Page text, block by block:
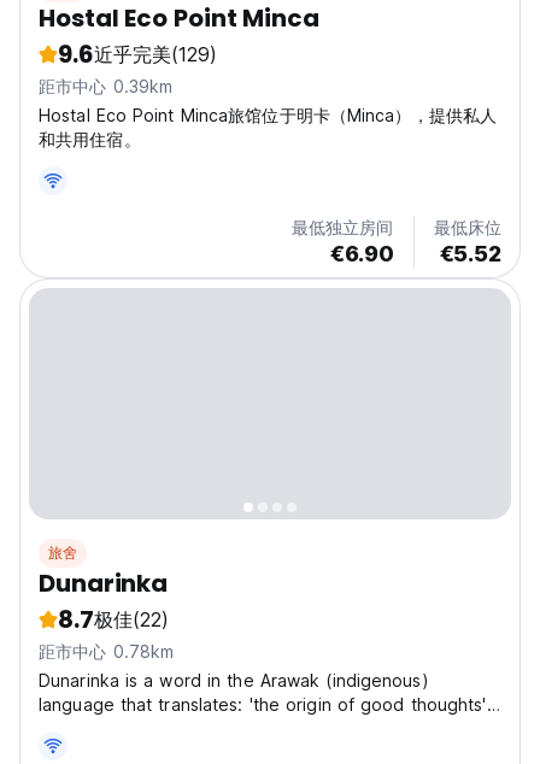
Hostal Eco Point Minca
9.6近乎完美(129)
距市中心 0.39km
Hostal Eco Point Minca旅馆位于明卡（Minca），提供私人
和共用住宿。
最低独立房间
€6.90
最低床位
€5.52
旅舍
Dunarinka
8.7极佳(22)
距市中心 0.78km
Dunarinka is a word in the Arawak (indigenous)
language that translates: 'the origin of good thoughts',
views we offer and the silence of the place. Dunarinka